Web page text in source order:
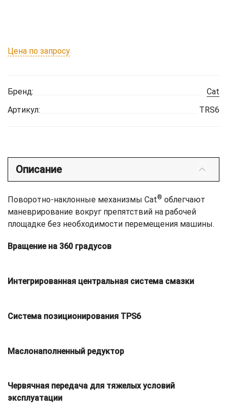
Цена по запросу
Бренд:
Cat
Артикул:
TRS6
Описание
Поворотно-наклонные механизмы Cat® облегчают
маневрирование вокруг препятствий на рабочей
площадке без необходимости перемещения машины.
Вращение на 360 градусов
Интегрированная центральная система смазки
Система позиционирования TPS6
Маслонаполненный редуктор
Червячная передача для тяжелых условий
эксплуатации